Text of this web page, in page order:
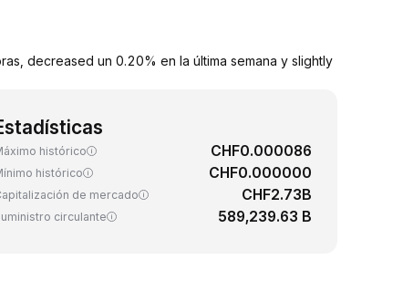
decreased un 0.20% en la última semana y slightly
histórico CHF0.000086
histórico CHF0.000000
de mercado CHF2.73B
circulante 589,239.63 B